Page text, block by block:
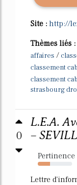
Site : http://
Thèmes liés :
affaires /
classement
classement
strasbourg
0
L.E.A.
–
Pertinence
35%
Lettre